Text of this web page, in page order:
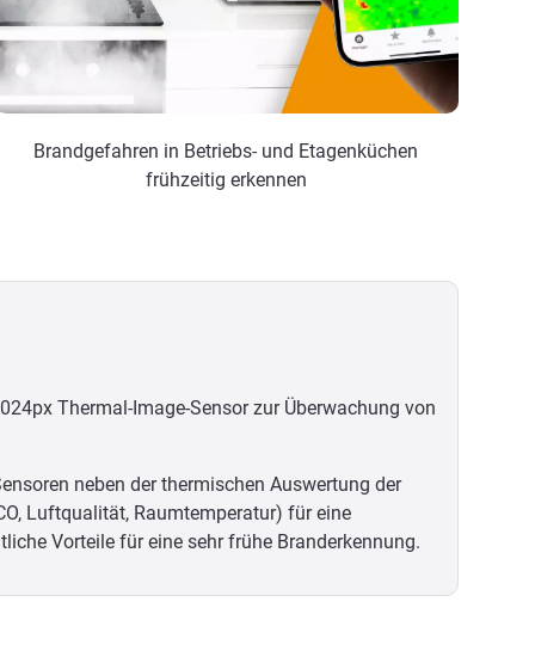
Brandgefahren in Betriebs- und Etagenküchen
frühzeitig erkennen
Thermal-Image-Sensor zur Überwachung von
neben der thermischen Auswertung der
Luftqualität, Raumtemperatur) für eine
Vorteile für eine sehr frühe Branderkennung.